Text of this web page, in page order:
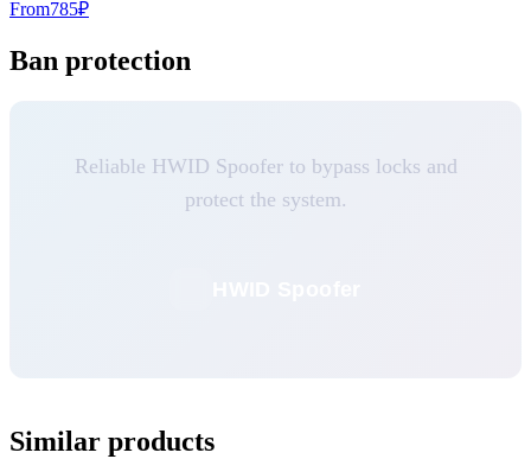
From785₽
Ban protection
Reliable HWID Spoofer to bypass locks and
protect the system.
Similar products